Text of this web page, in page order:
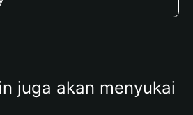
juga akan menyukai